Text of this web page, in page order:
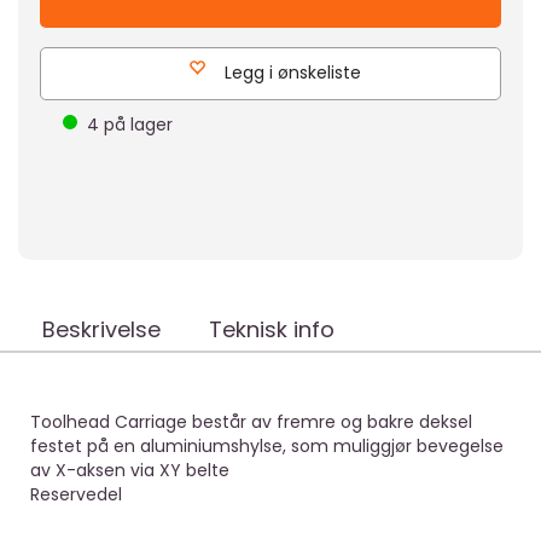
Legg i ønskeliste
4 på lager
Beskrivelse Teknisk info
Toolhead Carriage består av fremre og bakre deksel
festet på en aluminiumshylse, som muliggjør bevegelse
av X-aksen via XY belte
Reservedel